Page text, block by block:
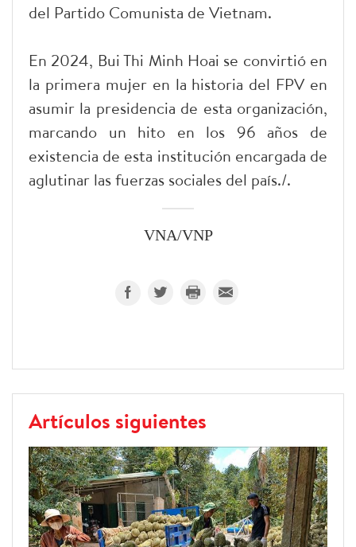
del Partido Comunista de Vietnam.
En 2024, Bui Thi Minh Hoai se convirtió en
la primera mujer en la historia del FPV en
asumir la presidencia de esta organización,
marcando un hito en los 96 años de
existencia de esta institución encargada de
aglutinar las fuerzas sociales del país./.
VNA/VNP
Artículos siguientes